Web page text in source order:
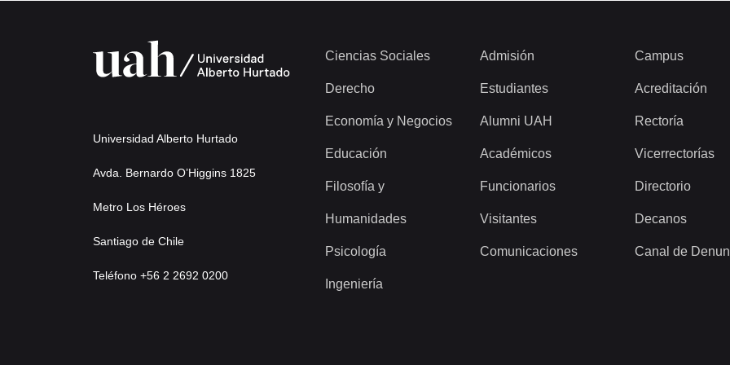
Universidad Alberto Hurtado
Avda. Bernardo O’Higgins 1825
Metro Los Héroes
Santiago de Chile
Teléfono +56 2 2692 0200
Ciencias Sociales
Derecho
Economía y Negocios
Educación
Filosofía y
Humanidades
Psicología
Ingeniería
Admisión
Estudiantes
Alumni UAH
Académicos
Funcionarios
Visitantes
Comunicaciones
Campus
Acreditación
Rectoría
Vicerrectorías
Directorio
Decanos
Canal de